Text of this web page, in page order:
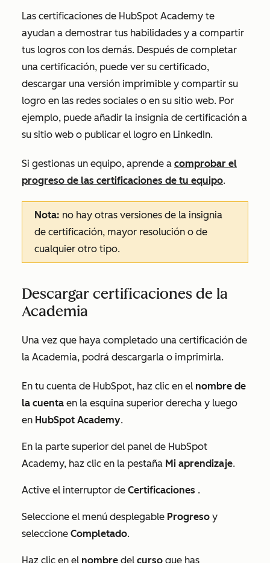
Las certificaciones de HubSpot Academy te
ayudan a demostrar tus habilidades y a compartir
tus logros con los demás. Después de completar
una certificación, puede ver su certificado,
descargar una versión imprimible y compartir su
logro en las redes sociales o en su sitio web. Por
ejemplo, puede añadir la insignia de certificación a
su sitio web o publicar el logro en LinkedIn.
Si gestionas un equipo, aprende a comprobar el
progreso de las certificaciones de tu equipo.
Nota: no hay otras versiones de la insignia
de certificación, mayor resolución o de
cualquier otro tipo.
Descargar certificaciones de la
Academia
Una vez que haya completado una certificación de
la Academia, podrá descargarla o imprimirla.
En tu cuenta de HubSpot, haz clic en el nombre de
la cuenta en la esquina superior derecha y luego
en HubSpot Academy.
En la parte superior del panel de HubSpot
Academy, haz clic en la pestaña Mi aprendizaje.
Active el interruptor de Certificaciones .
Seleccione el menú desplegable Progreso y
seleccione Completado.
Haz clic en el nombre del curso que has